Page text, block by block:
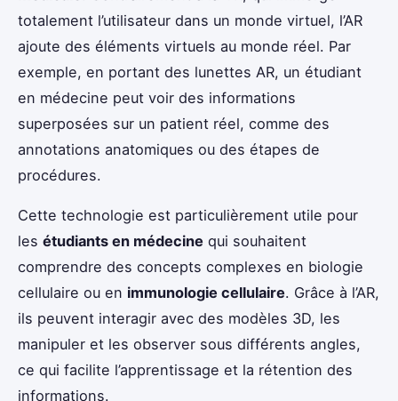
totalement l’utilisateur dans un monde virtuel, l’AR
ajoute des éléments virtuels au monde réel. Par
exemple, en portant des lunettes AR, un étudiant
en médecine peut voir des informations
superposées sur un patient réel, comme des
annotations anatomiques ou des étapes de
procédures.
Cette technologie est particulièrement utile pour
les étudiants en médecine qui souhaitent
comprendre des concepts complexes en biologie
cellulaire ou en immunologie cellulaire. Grâce à l’AR,
ils peuvent interagir avec des modèles 3D, les
manipuler et les observer sous différents angles,
ce qui facilite l’apprentissage et la rétention des
informations.